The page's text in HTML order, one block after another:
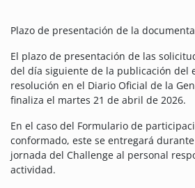
Plazo de presentación de la
El plazo de presentación de las
del día siguiente de la publicación del
resolución en el Diario Oficial de la
finaliza el martes 21 de abril de 2026.
En el caso del Formulario de
conformado, este se entregará
jornada del Challenge al personal
actividad.